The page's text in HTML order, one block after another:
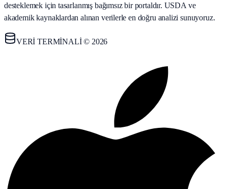
desteklemek için tasarlanmış bağımsız bir portaldır. USDA ve
akademik kaynaklardan alınan verilerle en doğru analizi sunuyoruz.
VERİ TERMİNALİ © 2026